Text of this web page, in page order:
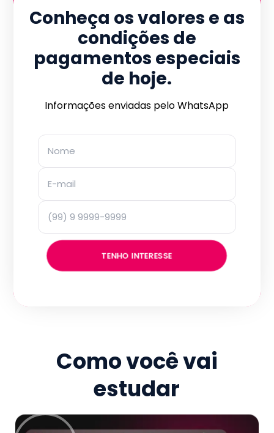
Conheça os valores e as
condições de
pagamentos especiais
de hoje.
Informações enviadas pelo WhatsApp
TENHO INTERESSE
Como você vai
estudar